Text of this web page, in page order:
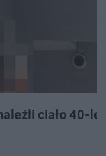
ciało 40-